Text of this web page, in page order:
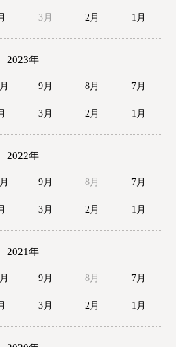
3月 2月 1月
2023年
9月 8月 7月
3月 2月 1月
2022年
9月 8月 7月
3月 2月 1月
2021年
9月 8月 7月
3月 2月 1月